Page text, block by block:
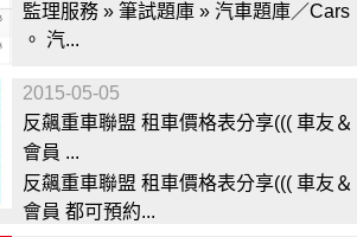
監理服務 » 筆試題庫 » 汽車題庫／Cars
。 汽...
2015-05-05
反飆重車聯盟 租車價格表分享((( 車友＆
會員 ...
反飆重車聯盟 租車價格表分享((( 車友＆
會員 都可預約...